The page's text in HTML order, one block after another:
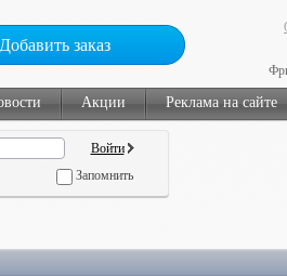
Добавить заказ
Акции Реклама на сайте
Запомнить